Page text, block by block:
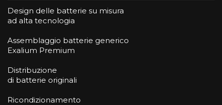
Design delle batterie su misura
ad alta tecnologia
Assemblaggio batterie generico
Exalium Premium
Distribuzione
di batterie originali
Ricondizionamento